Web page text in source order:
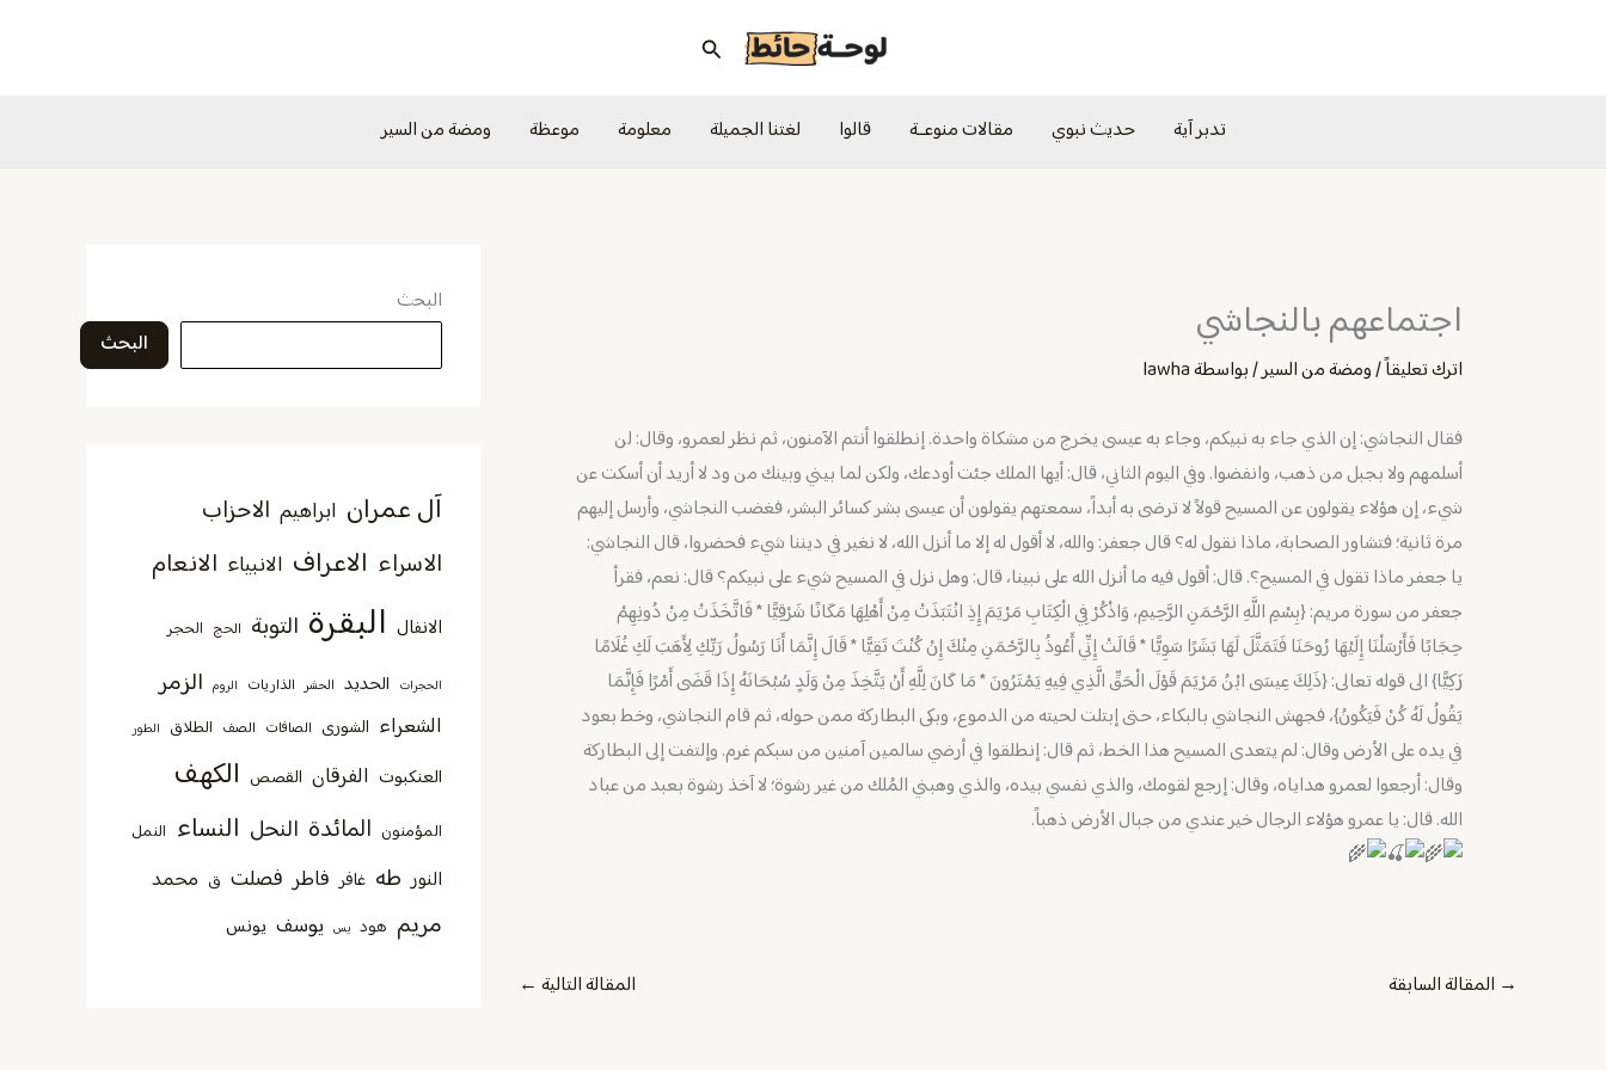
البحث
تدبر آية حديث نبوي مقالات منوعــة قالوا لغتنا الجميلة معلومة موعظة ومضة من السير
اجتماعهم بالنجاشي
اترك تعليقاً/ومضة من السير/ بواسطةlawha
فقال النجاشي: إن الذي جاء به نبيكم، وجاء به عيسى يخرج من مشكاة واحدة. إنطلقوا أنتم الآمنون، ثم نظر لعمرو، وقال: لن
أسلمهم ولا بجبل من ذهب، وانفضوا. وفي اليوم الثاني، قال: أيها الملك جئت أودعك، ولكن لما بيني وبينك من ود لا أريد أن أسكت عن
شيء، إن هؤلاء يقولون عن المسيح قولاً لا ترضى به أبداً، سمعتهم يقولون أن عيسى بشر كسائر البشر، فغضب النجاشي، وأرسل إليهم
مرة ثانية؛ فتشاور الصحابة، ماذا نقول له؟ قال جعفر: والله، لا أقول له إلا ما أنزل الله، لا نغير في ديننا شيء فحضروا، قال النجاشي:
يا جعفر ماذا تقول في المسيح؟. قال: أقول فيه ما أنزل الله على نبينا، قال: وهل نزل في المسيح شيء على نبيكم؟ قال: نعم، فقرأ
جعفر من سورة مريم: {بِسْمِ اللَّهِ الرَّحْمَنِ الرَّحِيمِ، وَاذْكُرْ فِي الْكِتَابِ مَرْيَمَ إِذِ انْتَبَذَتْ مِنْ أَهْلِهَا مَكَانًا شَرْقِيًّا * فَاتَّخَذَتْ مِنْ دُونِهِمْ
حِجَابًا فَأَرْسَلْنَا إِلَيْهَا رُوحَنَا فَتَمَثَّلَ لَهَا بَشَرًا سَوِيًّا * قَالَتْ إِنِّي أَعُوذُ بِالرَّحْمَنِ مِنْكَ إِنْ كُنْتَ تَقِيًّا * قَالَ إِنَّمَا أَنَا رَسُولُ رَبِّكِ لِأَهَبَ لَكِ غُلَامًا
زَكِيًّا} الى قوله تعالى: {ذَلِكَ عِيسَى ابْنُ مَرْيَمَ قَوْلَ الْحَقِّ الَّذِي فِيهِ يَمْتَرُونَ * مَا كَانَ لِلَّهِ أَنْ يَتَّخِذَ مِنْ وَلَدٍ سُبْحَانَهُ إِذَا قَضَى أَمْرًا فَإِنَّمَا
يَقُولُ لَهُ كُنْ فَيَكُونُ}، فجهش النجاشي بالبكاء، حتى إبتلت لحيته من الدموع، وبكى البطاركة ممن حوله، ثم قام النجاشي، وخط بعود
في يده على الأرض وقال: لم يتعدى المسيح هذا الخط، ثم قال: إنطلقوا في أرضي سالمين آمنين من سبكم غرم. وإلتفت إلى البطاركة
وقال: أرجعوا لعمرو هداياه، وقال: إرجع لقومك، والذي نفسي بيده، والذي وهبني المُلك من غير رشوة؛ لا آخذ رشوة بعبد من عباد
الله. قال: يا عمرو هؤلاء الرجال خير عندي من جبال الأرض ذهباً.
→ المقالة السابقة المقالة التالية ←
البحث
البحث
آل عمران ابراهيم الاحزاب
الاسراء الاعراف الانبياء الانعام
الانفال البقرة التوبة الحج الحجر
الحجرات الحديد الحشر الذاريات الروم الزمر
الشعراء الشورى الصافات الصف الطلاق الطور
العنكبوت الفرقان القصص الكهف
المؤمنون المائدة النحل النساء النمل
النور طه غافر فاطر فصلت ق محمد
مريم هود يس يوسف يونس